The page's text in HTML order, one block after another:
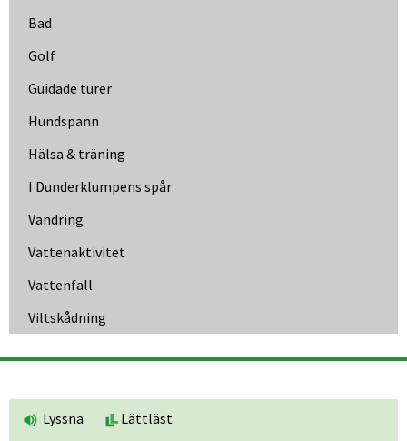
Bad
Golf
Guidade turer
Hundspann
Hälsa & träning
I Dunder­klumpens spår
Vandring
Vattenaktivitet
Vattenfall
Viltskådning
Lyssna Lättläst